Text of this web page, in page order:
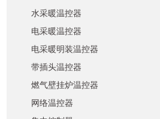
水采暖温控器
电采暖温控器
电采暖明装温控器
带插头温控器
燃气壁挂炉温控器
网络温控器